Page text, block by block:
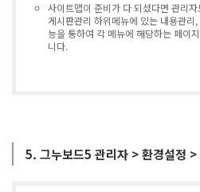
사이트맵이 준비가 다 되셨다면 관리
게시판관리 하위메뉴에 있는 내용관
능을 통하여 각 메뉴에 해당하는 페이
니다.
5. 그누보드5 관리자 > 환경설정